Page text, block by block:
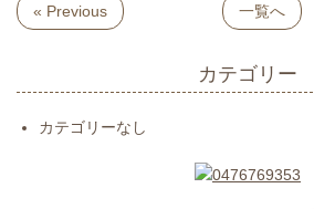
« Previous 一覧へ
カテゴリー
カテゴリーなし